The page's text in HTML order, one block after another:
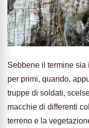
Sebbene il termine
per primi, quando,
truppe di soldati,
macchie di differenti
terreno e la